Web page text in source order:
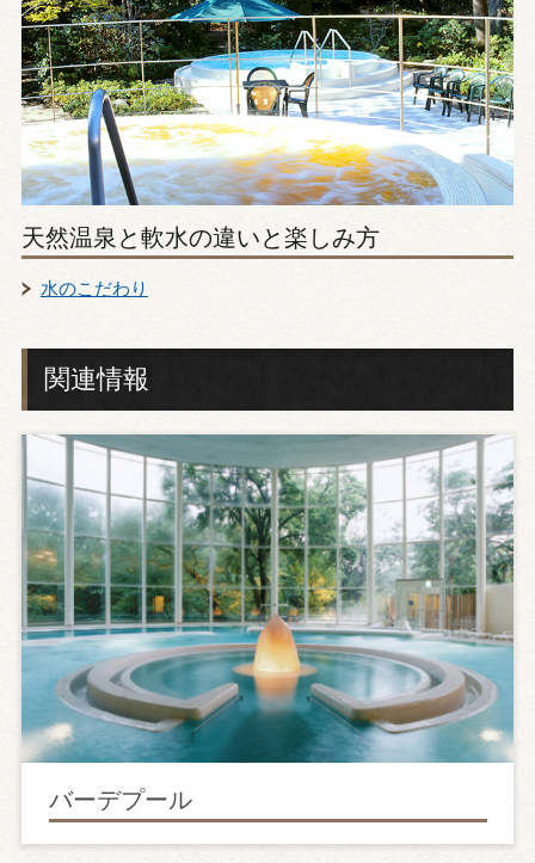
天然温泉と軟水の違いと楽しみ方
水のこだわり
関連情報
バーデプール